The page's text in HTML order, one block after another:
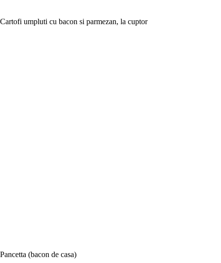
Cartofi umpluti cu bacon si parmezan, la cuptor
Pancetta (bacon de casa)